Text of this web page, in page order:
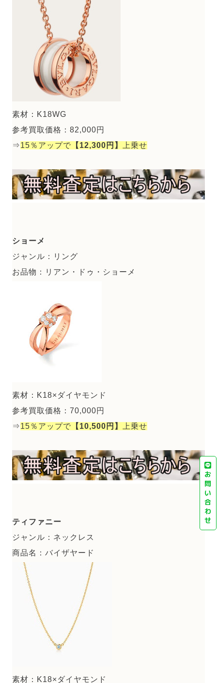
素材：K18WG
参考買取価格：82,000円
⇒15％アップで 【12,300円】 上乗せ
ショーメ
ジャンル：リング
お品物：リアン・ドゥ・ショーメ
素材：K18×ダイヤモンド
参考買取価格：70,000円
⇒15％アップで 【10,500円】 上乗せ
ティファニー
ジャンル：ネックレス
商品名：バイザヤード
素材：K18×ダイヤモンド
お
問
い
合
わ
せ